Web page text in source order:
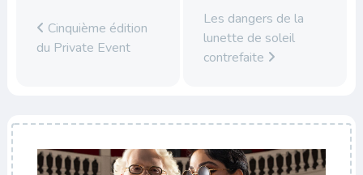
Cinquième édition
du Private Event
Les dangers de la
lunette de soleil
contrefaite